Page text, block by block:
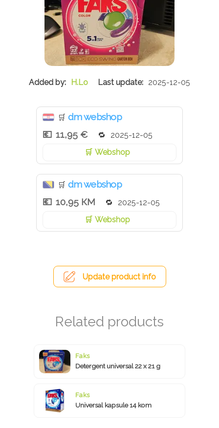
H.Lo 2025-12-05
🛒 dm webshop
11,95 €
2025-12-05
Webshop
🛒 dm webshop
10,95 КМ
2025-12-05
Webshop
Update product info
Faks
Detergent universal 22 x 21 g
Faks
Universal kapsule 14 kom